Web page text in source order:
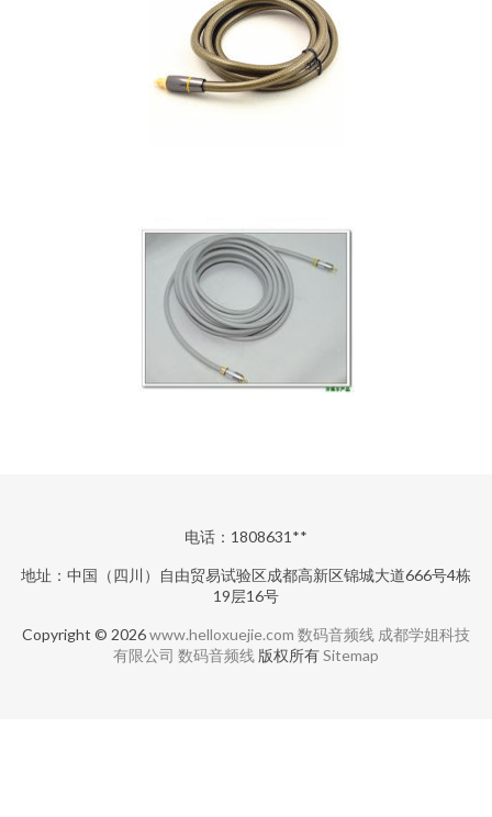
电话：1808631**
地址：中国（四川）自由贸易试验区成都高新区锦城大道666号4栋
19层16号
Copyright © 2026www.helloxuejie.com 数码音频线 成都学姐科技
有限公司 数码音频线 版权所有Sitemap